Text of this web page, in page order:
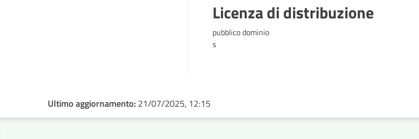
Licenza di distribuzione
pubblico dominio
s
Ultimo aggiornamento:21/07/2025, 12:15